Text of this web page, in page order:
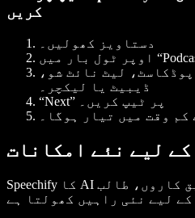
کریں
دستاویز کھولیں۔
لیٹ نائٹ شو،
ڈیبیٹ یا لیکچر۔
“Next” پر ٹیپ کریں۔
وقت میں تیار ہوگا۔
کے لیے نئے امکانات
Speechify کا AI پوڈکاسٹ فیچر تخلیق کاروں، طالب